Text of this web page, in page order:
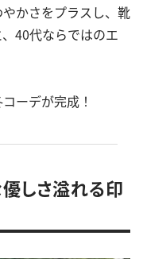
かさをプラスし、靴
40代ならではのエ
ーデが完成！
しさ溢れる印